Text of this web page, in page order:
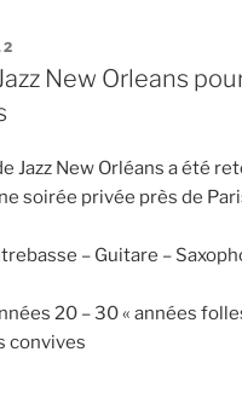
New Orleans
Jazz New Orléans a été
soirée privée près de
– Guitare –
20 – 30 « années
convives